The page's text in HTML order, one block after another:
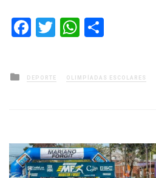
Facebook
TwitterWhatsApp
Posted
in
DEPORTE OLIMPÍADAS ESCOLARES